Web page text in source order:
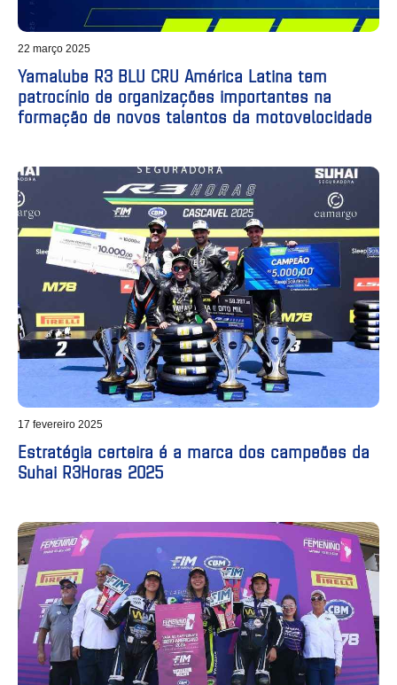
22 março 2025
Yamalube R3 BLU CRU América Latina tem
patrocínio de organizações importantes na
formação de novos talentos da motovelocidade
17 fevereiro 2025
Estratégia certeira é a marca dos campeões da
Suhai R3Horas 2025